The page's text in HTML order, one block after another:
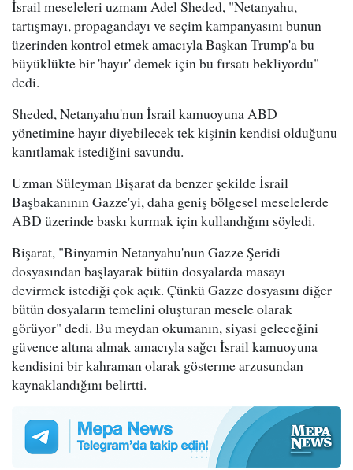
İsrail meseleleri uzmanı Adel Sheded, "Netanyahu,
tartışmayı, propagandayı ve seçim kampanyasını bunun
üzerinden kontrol etmek amacıyla Başkan Trump'a bu
büyüklükte bir 'hayır' demek için bu fırsatı bekliyordu"
dedi.
Sheded, Netanyahu'nun İsrail kamuoyuna ABD
yönetimine hayır diyebilecek tek kişinin kendisi olduğunu
kanıtlamak istediğini savundu.
Uzman Süleyman Bişarat da benzer şekilde İsrail
Başbakanının Gazze'yi, daha geniş bölgesel meselelerde
ABD üzerinde baskı kurmak için kullandığını söyledi.
Bişarat, "Binyamin Netanyahu'nun Gazze Şeridi
dosyasından başlayarak bütün dosyalarda masayı
devirmek istediği çok açık. Çünkü Gazze dosyasını diğer
bütün dosyaların temelini oluşturan mesele olarak
görüyor" dedi. Bu meydan okumanın, siyasi geleceğini
güvence altına almak amacıyla sağcı İsrail kamuoyuna
kendisini bir kahraman olarak gösterme arzusundan
kaynaklandığını belirtti.